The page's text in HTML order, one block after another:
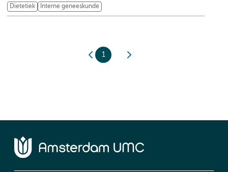
Dietetiek Interne geneeskunde
1